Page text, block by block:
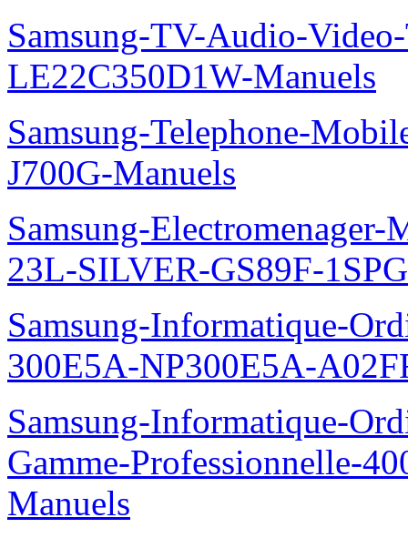
Samsung-TV-Audio-
LE22C350D1W-Manuels
Samsung-Telephone-
J700G-Manuels
Samsung-
23L-SILVER-GS89F-
Samsung-Informatique-
300E5A-NP300E5A-
Samsung-Informatique-
Gamme-Professionnelle-
Manuels